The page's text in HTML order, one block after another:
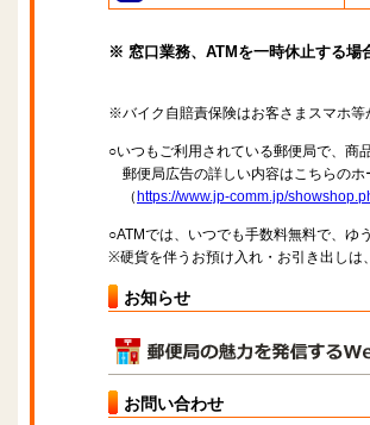
※ 窓口業務、ATMを一時休止する場
※バイク自賠責保険はお客さまスマホ
○いつもご利用されている郵便局で、商
郵便局広告の詳しい内容はこちらのホ
（ https://www.jp-comm.jp/
○ATMでは、いつでも手数料無料で、ゆ
※硬貨を伴うお預け入れ・お引き出しは
お知らせ
お問い合わせ